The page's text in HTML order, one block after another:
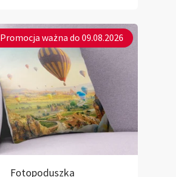
Promocja ważna do 09.08.2026
Fotopoduszka